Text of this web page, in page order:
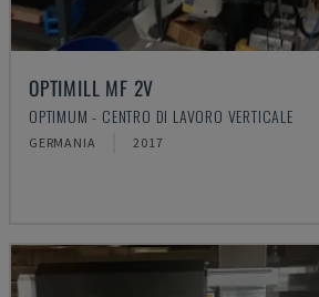
OPTIMILL MF 2V
OPTIMUM - CENTRO DI LAVORO VERTICALE
GERMANIA 2017